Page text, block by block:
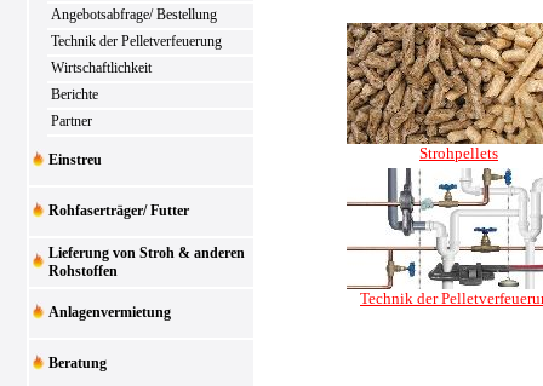
Angebotsabfrage/ Bestellung
Technik der Pelletverfeuerung
Wirtschaftlichkeit
Berichte
Partner
Einstreu
Rohfaserträger/ Futter
Lieferung von Stroh & anderen
Rohstoffen
Anlagenvermietung
Beratung
Strohpellets
Technik der